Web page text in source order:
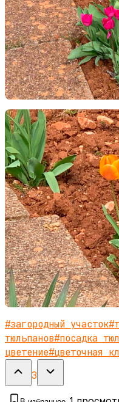
#загородный участок#
тюльпанов#посадка
цветение#цветочная
3